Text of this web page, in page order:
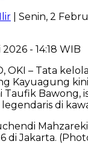
| Senin, 2
- 14:18 WIB
OKI – Tata
Kayuagung
Taufik Bawong,
di